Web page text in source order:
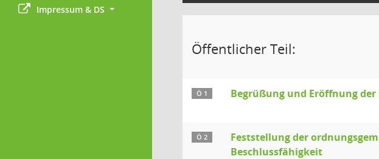
Impressum & DS
Öffentlicher Teil:
Ö 1 Begrüßung und Eröffnung der
Ö 2
Feststellung der
Beschlussfähigkeit